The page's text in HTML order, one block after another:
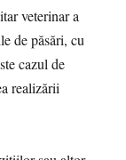
veterinar a
de păsări, cu
cazul de
realizării